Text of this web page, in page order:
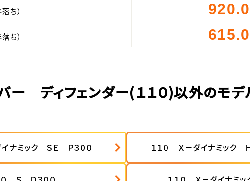
ち） 920.0
ち） 615.0
ー ディフェンダー(１１０)以外のモ
ナミック ＳＥ Ｐ３００ １１０ Ｘ－ダイナミック